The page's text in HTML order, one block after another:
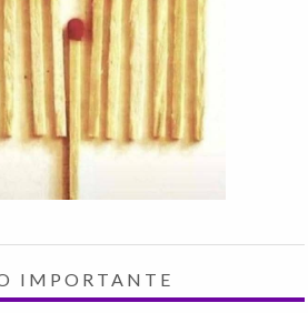
IMPORTANTE